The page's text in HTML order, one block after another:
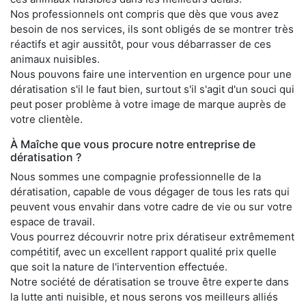
Nos professionnels ont compris que dès que vous avez
besoin de nos services, ils sont obligés de se montrer très
réactifs et agir aussitôt, pour vous débarrasser de ces
animaux nuisibles.
Nous pouvons faire une intervention en urgence pour une
dératisation s'il le faut bien, surtout s'il s'agit d'un souci qui
peut poser problème à votre image de marque auprès de
votre clientèle.
À Maîche que vous procure notre entreprise de
dératisation ?
Nous sommes une compagnie professionnelle de la
dératisation, capable de vous dégager de tous les rats qui
peuvent vous envahir dans votre cadre de vie ou sur votre
espace de travail.
Vous pourrez découvrir notre prix dératiseur extrêmement
compétitif, avec un excellent rapport qualité prix quelle
que soit la nature de l'intervention effectuée.
Notre société de dératisation se trouve être experte dans
la lutte anti nuisible, et nous serons vos meilleurs alliés